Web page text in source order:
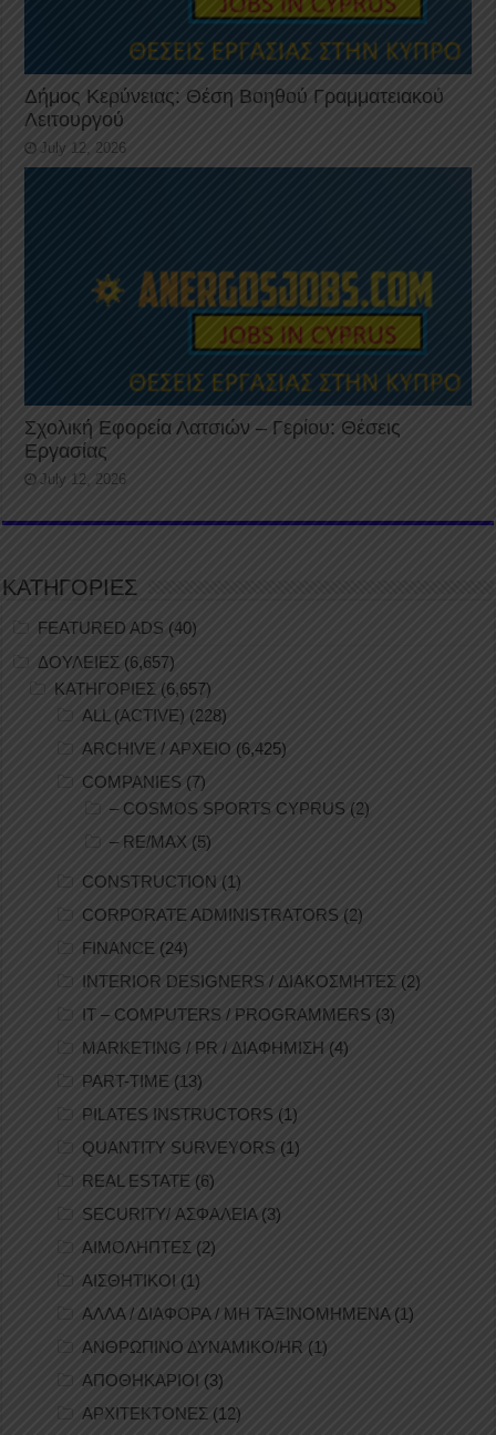
Δήμος Κερύνειας: Θέση Βοηθού Γραμματειακού
Λειτουργού
July 12, 2026
Σχολική Εφορεία Λατσιών – Γερίου: Θέσεις
Εργασίας
July 12, 2026
ΚΑΤΗΓΟΡΙΕΣ
FEATURED ADS (40)
ΔΟΥΛΕΙΕΣ (6,657)
ΚΑΤΗΓΟΡΙΕΣ (6,657)
ALL (ACTIVE) (228)
ARCHIVE / ΑΡΧΕΙΟ (6,425)
COMPANIES (7)
– COSMOS SPORTS CYPRUS (2)
– RE/MAX (5)
CONSTRUCTION (1)
CORPORATE ADMINISTRATORS (2)
FINANCE (24)
INTERIOR DESIGNERS / ΔΙΑΚΟΣΜΗΤΕΣ (2)
IT – COMPUTERS / PROGRAMMERS (3)
MARKETING / PR / ΔΙΑΦΗΜΙΣΗ (4)
PART-TIME (13)
PILATES INSTRUCTORS (1)
QUANTITY SURVEYORS (1)
REAL ESTATE (6)
SECURITY/ ΑΣΦΑΛΕΙΑ(3)
ΑΙΜΟΛΗΠΤΕΣ (2)
ΑΙΣΘΗΤΙΚΟΙ (1)
ΑΛΛΑ / ΔΙΑΦΟΡΑ / ΜΗ ΤΑΞΙΝΟΜΗΜΕΝΑ(1)
ΑΝΘΡΩΠΙΝΟ ΔΥΝΑΜΙΚΟ/HR (1)
ΑΠΟΘΗΚΑΡΙΟΙ (3)
ΑΡΧΙΤΕΚΤΟΝΕΣ (12)